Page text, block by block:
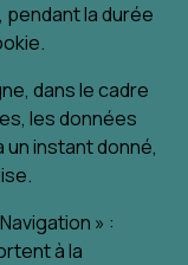
pendant la durée
dans le cadre
les données
instant donné,
» :
à la